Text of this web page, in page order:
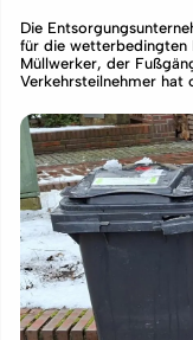
Die
für die wetterbedingten
Müllwerker, der
Verkehrsteilnehmer hat